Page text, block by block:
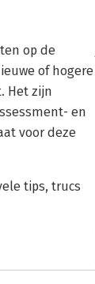
op de
of hogere
Het zijn
en
voor deze
tips, trucs